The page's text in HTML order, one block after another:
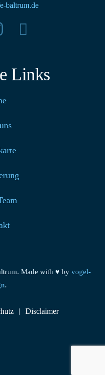
baltrum.de
Links
Made with ♥ by vogel-
.
Disclaimer